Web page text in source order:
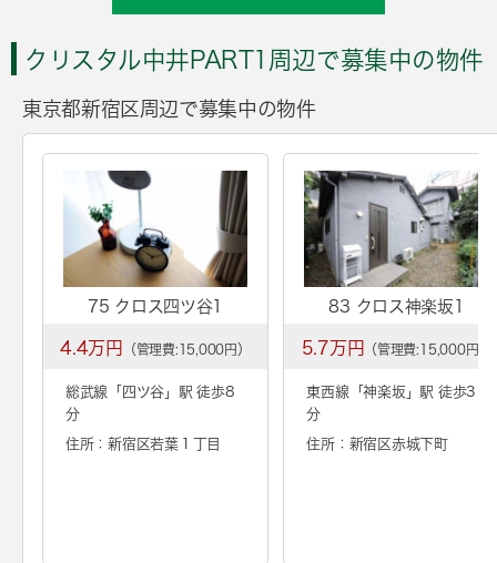
クリスタル中井PART1周辺で募集中の物件
東京都新宿区周辺で募集中の物件
75 クロス四ツ谷1
4.4万円 （管理費:15,000円）
総武線「 四ツ谷 」駅 徒歩8
分
住所：新宿区若葉１丁目
83 クロス神楽坂1
5.7万円 （管理費:15,000円）
東西線「神楽坂」駅 徒歩3
分
住所：新宿区赤城下町